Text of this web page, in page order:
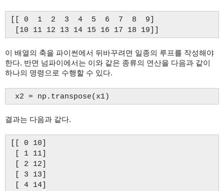
[[ 0 1 2 3 4 5 6 7 8 9]
[10 11 12 13 14 15 16 17 18 19]]
이 배열의 축을 파이썬에서 뒤바꾸려면 일종의 루프를 작성해야
한다. 반면 넘파이에서는 이와 같은 종류의 연산을 다음과 같이
하나의 명령으로 수행할 수 있다.
x2 = np.transpose(x1)
결과는 다음과 같다.
[[ 0 10]
[ 1 11]
[ 2 12]
[ 3 13]
[ 4 14]